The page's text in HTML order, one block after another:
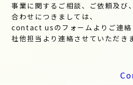
事業に関するご相談、ご依頼及び
合わせにつきましては、
contact usのフォームよりご連絡
社他担当より連絡させていただき